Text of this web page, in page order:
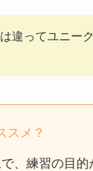
違ってユニー
スメ？
、練習の目的